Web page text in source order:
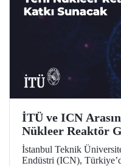
İTÜ ve ICN
Nükleer Reaktör
Sunacak
İstanbul Teknik
Endüstri (ICN),